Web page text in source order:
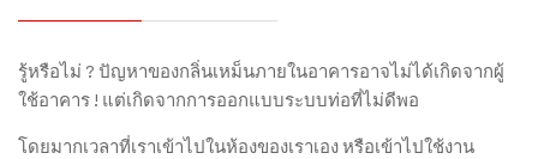
รู้หรือไม่ ? ปัญหาของกลิ่นเหม็นภายในอาคารอาจไม่ได้เกิดจากผู้
ใช้อาคาร ! แต่เกิดจากการออกแบบระบบท่อที่ไม่ดีพอ
โดยมากเวลาที่เราเข้าไปในห้องของเราเอง หรือเข้าไปใช้งาน